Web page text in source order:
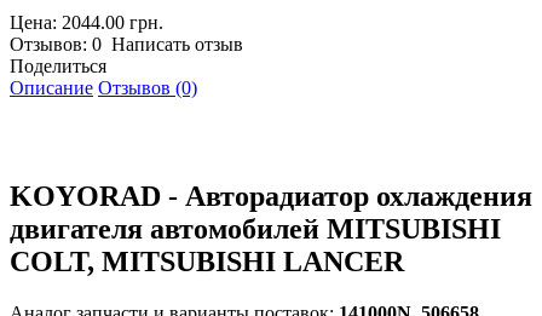
Цена: 2044.00 грн.
Отзывов: 0 Написать отзыв
Поделиться
Описание Отзывов (0)
KOYORAD - Авторадиатор охлаждения
двигателя автомобилей MITSUBISHI
COLT, MITSUBISHI LANCER